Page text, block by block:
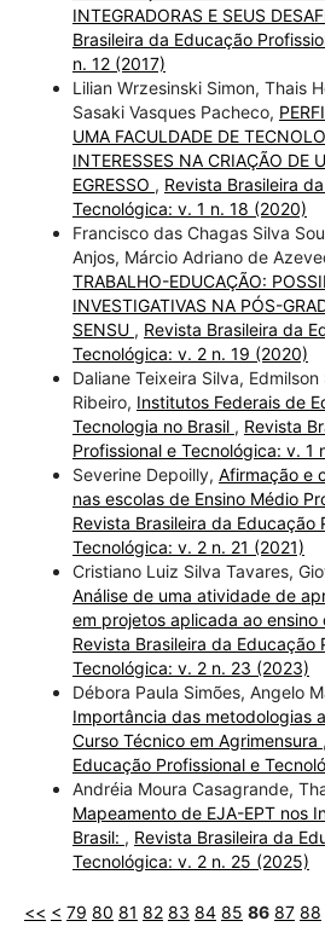
INTEGRADORAS E SEUS
Brasileira da Educação
n. 12 (2017)
Lilian Wrzesinski Simon, Thais
Sasaki Vasques Pacheco,
UMA FACULDADE DE
INTERESSES NA CRIAÇÃO DE
EGRESSO , Revista Brasileira
Tecnológica: v. 1 n. 18 (2020)
Francisco das Chagas Silva
Anjos, Márcio Adriano de
TRABALHO-EDUCAÇÃO:
INVESTIGATIVAS NA PÓS-
SENSU , Revista Brasileira da
Tecnológica: v. 2 n. 19 (2020)
Daliane Teixeira Silva,
Ribeiro, Institutos Federais de
Tecnologia no Brasil , Revista
Profissional e Tecnológica: v. 1
Severine Depoilly, Afirmação e
nas escolas de Ensino Médio
Revista Brasileira da Educação
Tecnológica: v. 2 n. 21 (2021)
Cristiano Luiz Silva Tavares,
Análise de uma atividade de
em projetos aplicada ao ensino
Revista Brasileira da Educação
Tecnológica: v. 2 n. 23 (2023)
Débora Paula Simões, Angelo
Importância das metodologias
Curso Técnico em Agrimensura ,
Educação Profissional e
Andréia Moura Casagrande,
Mapeamento de EJA-EPT nos
Brasil: , Revista Brasileira da
Tecnológica: v. 2 n. 25 (2025)
<< < 79 80 81 82 83 84 85 86 87 88